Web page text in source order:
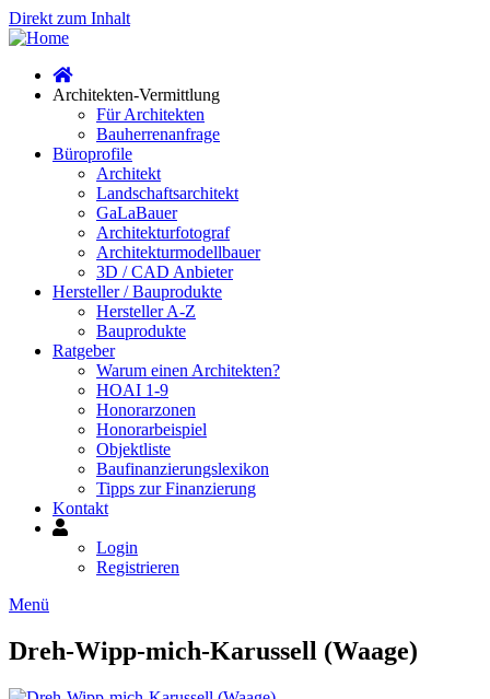
Direkt zum Inhalt
Architekten-Vermittlung
Für Architekten
Bauherrenanfrage
Büroprofile
Architekt
Landschaftsarchitekt
GaLaBauer
Architekturfotograf
Architekturmodellbauer
3D / CAD Anbieter
Hersteller / Bauprodukte
Hersteller A-Z
Bauprodukte
Ratgeber
Warum einen Architekten?
HOAI 1-9
Honorarzonen
Honorarbeispiel
Objektliste
Baufinanzierungslexikon
Tipps zur Finanzierung
Kontakt
Mein
KontoLogin
Registrieren
Menü
Dreh-Wipp-mich-Karussell (Waage)